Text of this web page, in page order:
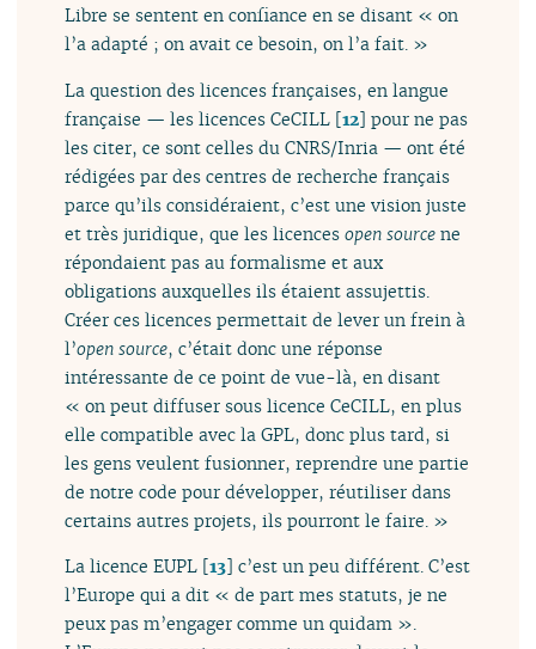
Libre se sentent en confiance en se disant « on
l’a adapté ; on avait ce besoin, on l’a fait. »
La question des licences françaises, en langue
française — les licences CeCILL [12] pour ne pas
les citer, ce sont celles du CNRS/Inria — ont été
rédigées par des centres de recherche français
parce qu’ils considéraient, c’est une vision juste
et très juridique, que les licencesopen source ne
répondaient pas au formalisme et aux
obligations auxquelles ils étaient assujettis.
Créer ces licences permettait de lever un frein à
l’open source, c’était donc une réponse
intéressante de ce point de vue-là, en disant
« on peut diffuser sous licence CeCILL, en plus
elle compatible avec la GPL, donc plus tard, si
les gens veulent fusionner, reprendre une partie
de notre code pour développer, réutiliser dans
certains autres projets, ils pourront le faire. »
La licence EUPL [13] c’est un peu différent. C’est
l’Europe qui a dit « de part mes statuts, je ne
peux pas m’engager comme un quidam ».